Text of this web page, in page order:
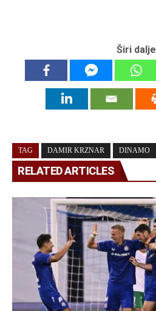
Širi dalje
TAG DAMIR KRZNAR DINAMO
RELATED ARTICLES